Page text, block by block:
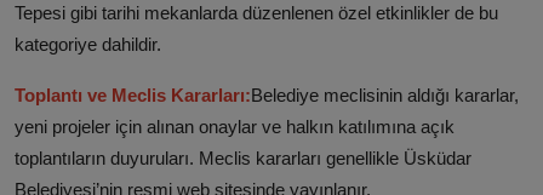
Tepesi gibi tarihi mekanlarda düzenlenen özel etkinlikler de bu
kategoriye dahildir.
Toplantı ve Meclis Kararları:Belediye meclisinin aldığı kararlar,
yeni projeler için alınan onaylar ve halkın katılımına açık
toplantıların duyuruları. Meclis kararları genellikle Üsküdar
Belediyesi’nin resmi web sitesinde yayınlanır.